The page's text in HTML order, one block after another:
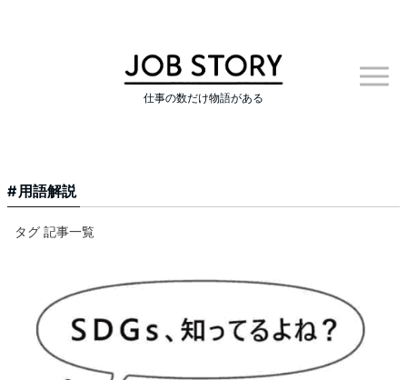
仕事の数だけ物語がある
用語解説
タグ 記事一覧